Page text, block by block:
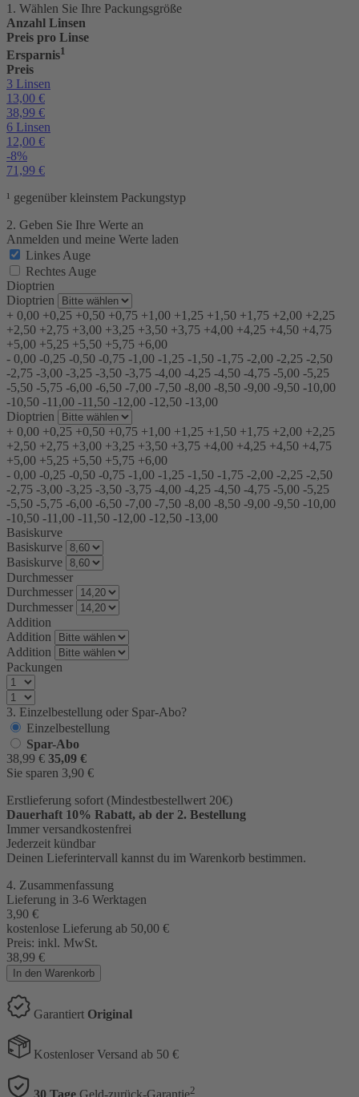
1. Wählen Sie Ihre Packungsgröße
Anzahl Linsen
Preis pro Linse
Ersparnis1
Preis
3 Linsen
13,00 €
38,99 €
6 Linsen
12,00 €
-8%
71,99 €
¹ gegenüber kleinstem Packungstyp
2. Geben Sie Ihre Werte an
Anmelden und meine Werte laden
Linkes Auge
Rechtes Auge
Dioptrien
Dioptrien
+ 0,00 +0,25 +0,50 +0,75 +1,00 +1,25 +1,50 +1,75 +2,00 +2,25
+2,50 +2,75 +3,00 +3,25 +3,50 +3,75 +4,00 +4,25 +4,50 +4,75
+5,00 +5,25 +5,50 +5,75 +6,00
- 0,00 -0,25 -0,50 -0,75 -1,00 -1,25 -1,50 -1,75 -2,00 -2,25 -2,50
-2,75 -3,00 -3,25 -3,50 -3,75 -4,00 -4,25 -4,50 -4,75 -5,00 -5,25
-5,50 -5,75 -6,00 -6,50 -7,00 -7,50 -8,00 -8,50 -9,00 -9,50 -10,00
-10,50 -11,00 -11,50 -12,00 -12,50 -13,00
Dioptrien
+ 0,00 +0,25 +0,50 +0,75 +1,00 +1,25 +1,50 +1,75 +2,00 +2,25
+2,50 +2,75 +3,00 +3,25 +3,50 +3,75 +4,00 +4,25 +4,50 +4,75
+5,00 +5,25 +5,50 +5,75 +6,00
- 0,00 -0,25 -0,50 -0,75 -1,00 -1,25 -1,50 -1,75 -2,00 -2,25 -2,50
-2,75 -3,00 -3,25 -3,50 -3,75 -4,00 -4,25 -4,50 -4,75 -5,00 -5,25
-5,50 -5,75 -6,00 -6,50 -7,00 -7,50 -8,00 -8,50 -9,00 -9,50 -10,00
-10,50 -11,00 -11,50 -12,00 -12,50 -13,00
Basiskurve
Basiskurve
Basiskurve
Durchmesser
Durchmesser
Durchmesser
Addition
Addition
Addition
Packungen
3. Einzelbestellung oder Spar-Abo?
Einzelbestellung
Spar-Abo
38,99 € 35,09 €
Sie sparen 3,90 €
Erstlieferung sofort (Mindestbestellwert 20€)
Dauerhaft 10% Rabatt, ab der 2. Bestellung
Immer versandkostenfrei
Jederzeit kündbar
Deinen Lieferintervall kannst du im Warenkorb bestimmen.
4. Zusammenfassung
Lieferung in 3-6 Werktagen
3,90 €
kostenlose Lieferung ab 50,00 €
Preis: inkl. MwSt.
38,99 €
In den Warenkorb
Garantiert Original
Kostenloser Versand ab 50 €
30 Tage Geld-zurück-Garantie2